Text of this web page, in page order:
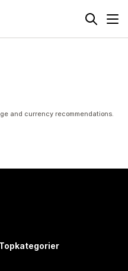
and currency recommendations.
Topkategorier